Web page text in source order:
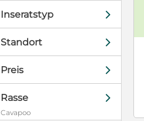
Inseratstyp d
Standort d
Preis d
Rasse d
Cavapoo